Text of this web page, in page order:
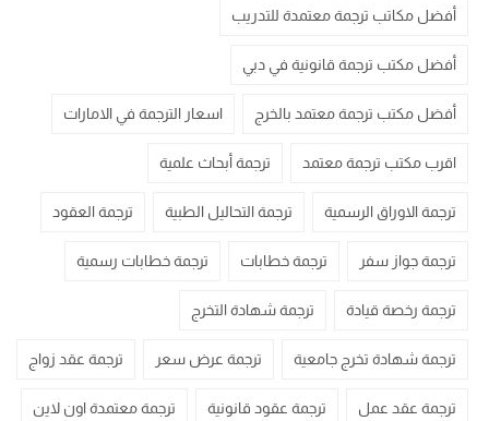
أفضل مكاتب ترجمة معتمدة للتدريب
أفضل مكتب ترجمة قانونية في دبي
أفضل مكتب ترجمة معتمد بالخرج اسعار الترجمة في الامارات
اقرب مكتب ترجمة معتمد ترجمة أبحاث علمية
ترجمة الاوراق الرسمية ترجمة التحاليل الطبية ترجمة العقود
ترجمة جواز سفر ترجمة خطابات ترجمة خطابات رسمية
ترجمة رخصة قيادة ترجمة شهادة التخرج
ترجمة شهادة تخرج جامعية ترجمة عرض سعر ترجمة عقد زواج
ترجمة عقد عمل ترجمة عقود قانونية ترجمة معتمدة اون لاين